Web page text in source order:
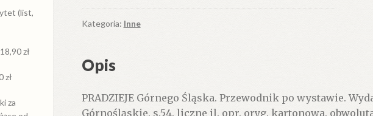
Kategoria: Inne
Opis
PRADZIEJE Górnego Śląska. Przewodnik po wystawie.
Górnośląskie. s.54. liczne il. opr. oryg. kartonowa.
(list,
zł
zł
za